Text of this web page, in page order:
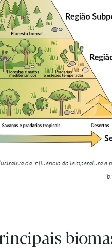
da influência da temperatura e